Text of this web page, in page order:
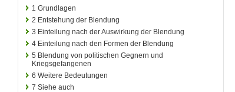
1 Grundlagen
2 Entstehung der Blendung
3 Einteilung nach der Auswirkung der Blendung
4 Einteilung nach den Formen der Blendung
5 Blendung von politischen Gegnern und
Kriegsgefangenen
6 Weitere Bedeutungen
7 Siehe auch